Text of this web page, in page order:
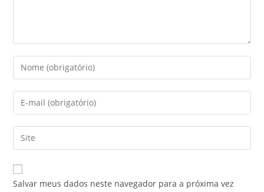
Salvar meus dados neste navegador para a próxima vez